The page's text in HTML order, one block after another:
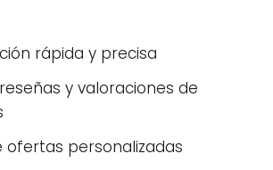
rápida y precisa
y valoraciones de
ofertas personalizadas